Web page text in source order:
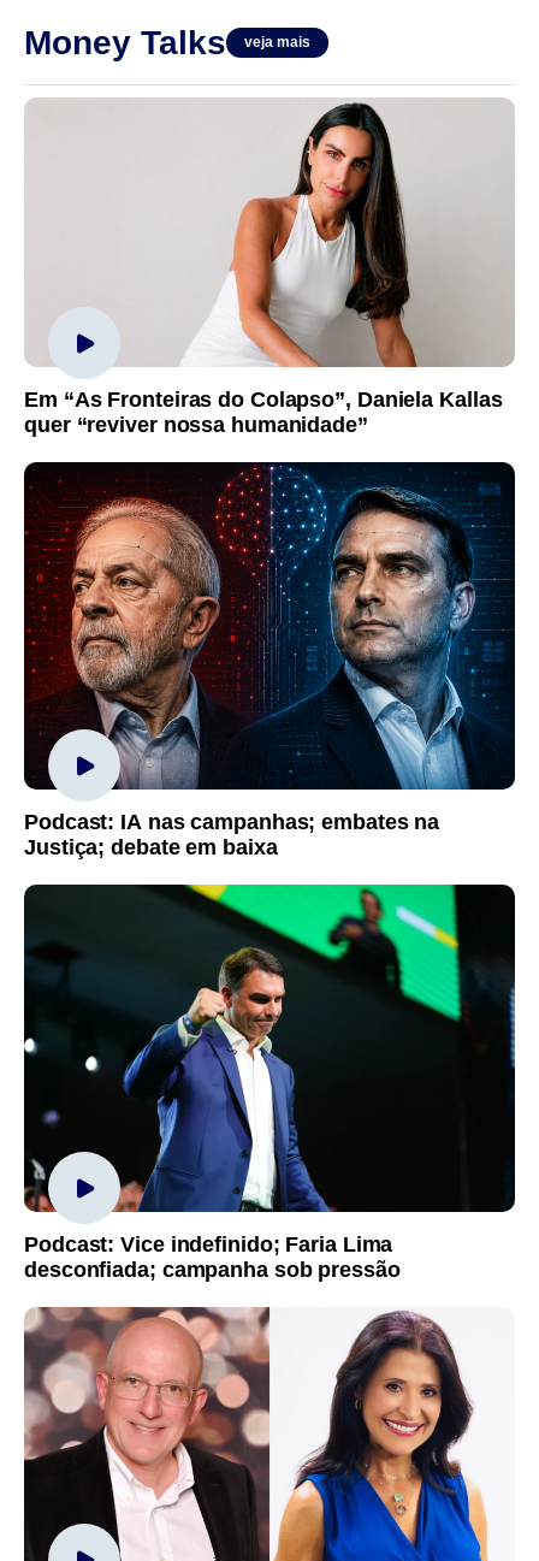
Money Talks veja mais
Em “As Fronteiras do Colapso”, Daniela Kallas
quer “reviver nossa humanidade”
Podcast: IA nas campanhas; embates na
Justiça; debate em baixa
Podcast: Vice indefinido; Faria Lima
desconfiada; campanha sob pressão